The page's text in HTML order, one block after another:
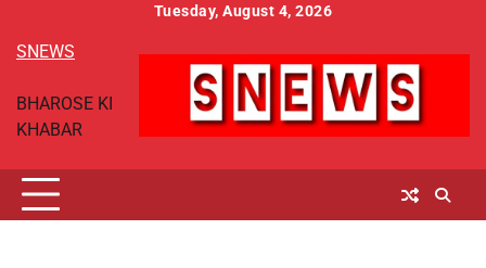
content
Tuesday, August 4, 2026
SNEWS
BHAROSE KI
KHABAR